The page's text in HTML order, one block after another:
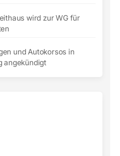
wird zur WG für
und Autokorsos in
angekündigt